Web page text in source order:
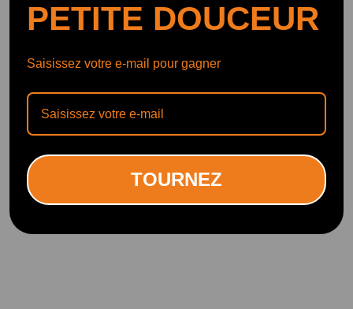
PETITE DOUCEUR
Saisissez votre e-mail pour gagner
TOURNEZ